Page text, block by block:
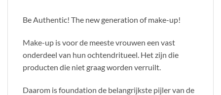
Be Authentic! The new generation of make-up!
Make-up is voor de meeste vrouwen een vast
onderdeel van hun ochtendritueel. Het zijn die
producten die niet graag worden verruilt.
Daarom is foundation de belangrijkste pijler van de